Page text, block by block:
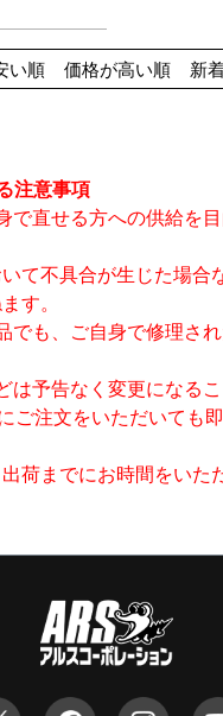
い順 価格が高い順 新
注意事項
で直せる方への供給を
て不具合が生じた場合
す。
でも、ご自身で修理さ
は予告なく変更になるこ
ご注文をいただいても
荷までにお時間をいた